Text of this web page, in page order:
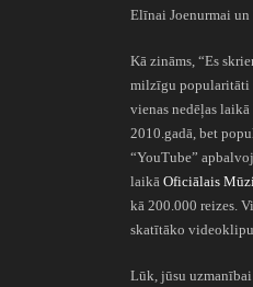
Elīnai Joenurmai
Kā zināms, “Es
milzīgu popularitāti
vienas nedēļas
2010.gadā, bet
“YouTube”
laikā Oficiālais
kā 200.000 reizes.
skatītāko
Lūk, jūsu